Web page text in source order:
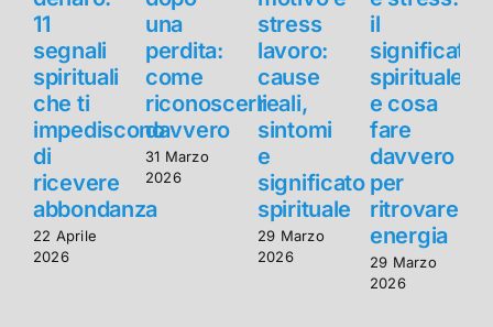
11
segnali
spirituali
che ti
impediscono
di
ricevere
abbondanza
22 Aprile
2026
una
perdita:
come
riconoscerli
davvero
31 Marzo
2026
stress
lavoro:
cause
reali,
sintomi
e
significato
spirituale
29 Marzo
2026
il
significato
spirituale
e cosa
fare
davvero
per
ritrovare
energia
29 Marzo
2026